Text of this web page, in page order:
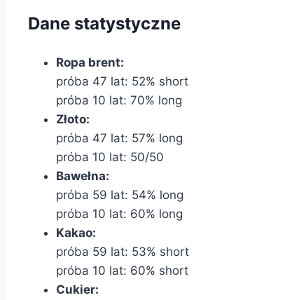
Dane statystyczne
Ropa brent:
próba 47 lat: 52% short
próba 10 lat: 70% long
Złoto:
próba 47 lat: 57% long
próba 10 lat: 50/50
Bawełna:
próba 59 lat: 54% long
próba 10 lat: 60% long
Kakao:
próba 59 lat: 53% short
próba 10 lat: 60% short
Cukier: